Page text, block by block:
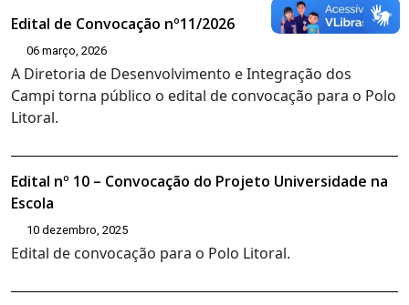
Edital de Convocação nº11/2026
06 março, 2026
A Diretoria de Desenvolvimento e Integração dos
Campi torna público o edital de convocação para o Polo
Litoral.
Edital nº 10 – Convocação do Projeto Universidade na
Escola
10 dezembro, 2025
Edital de convocação para o Polo Litoral.